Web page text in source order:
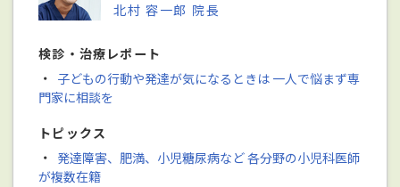
北村 容一郎 院長
検診・治療レポート
・ 子どもの行動や発達が気になるときは 一人で悩まず専
門家に相談を
トピックス
・ 発達障害、肥満、小児糖尿病など 各分野の小児科医師
が複数在籍